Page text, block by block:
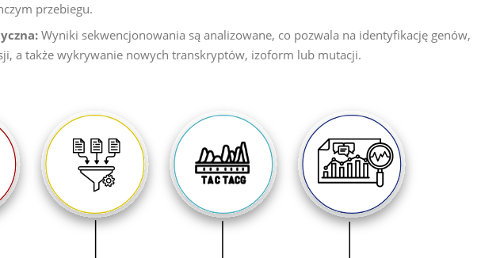
przebiegu.
Wyniki sekwencjonowania są analizowane, co pozwala na identyfikację genów,
a także wykrywanie nowych transkryptów, izoform lub mutacji.